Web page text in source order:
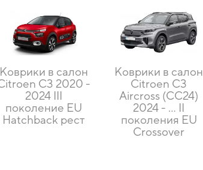
Коврики в салон
C3 2020 -
2024 III
поколение EU
Hatchback рест
Коврики в салон
Citroen C3
Aircross (CC24)
2024 - ... II
поколения EU
Crossover